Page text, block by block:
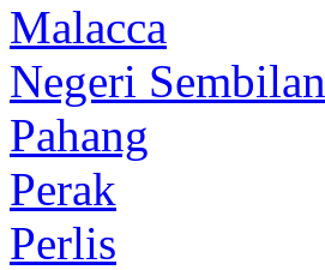
Malacca
Negeri Sembilan
Pahang
Perak
Perlis